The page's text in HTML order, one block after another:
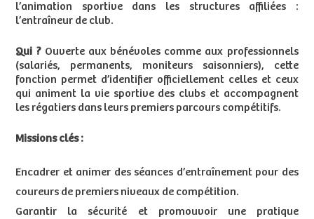
l’animation sportive dans les structures affiliées :
l’entraîneur de club.
Qui ?Ouverte aux bénévoles comme aux professionnels
(salariés, permanents, moniteurs saisonniers), cette
fonction permet d’identifier officiellement celles et ceux
qui animent la vie sportive des clubs et accompagnent
les régatiers dans leurs premiers parcours compétitifs.
Missions clés :
Encadrer et animer des séances d’entraînement pour des
coureurs de premiers niveaux de compétition.
Garantir la sécurité et promouvoir une pratique